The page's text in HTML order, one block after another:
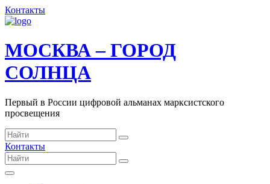
Контакты
МОСКВА – ГОРОД
СОЛНЦА
Первый в России цифровой альманах марксистского
просвещения
Контакты